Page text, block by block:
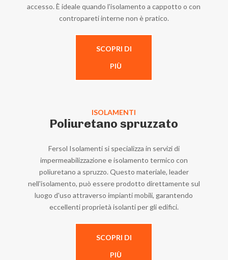
accesso. È ideale quando l'isolamento a cappotto o con
contropareti interne non è pratico.
SCOPRI DI
PIÙ
ISOLAMENTI
Poliuretano spruzzato
Fersol Isolamenti si specializza in servizi di
impermeabilizzazione e isolamento termico con
poliuretano a spruzzo. Questo materiale, leader
nell'isolamento, può essere prodotto direttamente sul
luogo d'uso attraverso impianti mobili, garantendo
eccellenti proprietà isolanti per gli edifici.
SCOPRI DI
PIÙ